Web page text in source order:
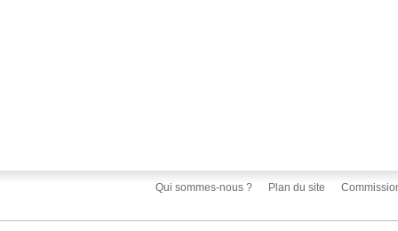
Qui sommes-nous ? Plan du site